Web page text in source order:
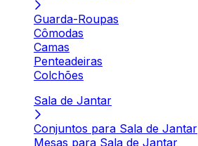
Guarda-Roupas
Cômodas
Camas
Penteadeiras
Colchões
Sala de Jantar
Conjuntos para Sala de Jantar
Mesas para Sala de Jantar